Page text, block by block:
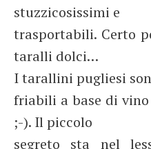
stuzzicosissimi e
trasportabili. Certo
taralli dolci…
I tarallini pugliesi
friabili a base di
;-). Il piccolo
segreto sta nel